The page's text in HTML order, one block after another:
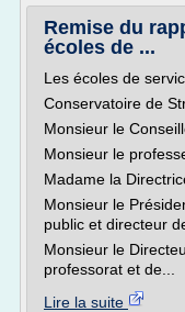
Remise du
écoles de ...
Les écoles de
Conservatoire de
Monsieur le
Monsieur le
Madame la
Monsieur le
public et directeur
Monsieur le
professorat et de...
Lire la suite